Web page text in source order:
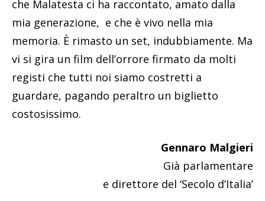
che Malatesta ci ha raccontato, amato dalla
mia generazione, e che è vivo nella mia
memoria. È rimasto un set, indubbiamente. Ma
vi si gira un film dell’orrore firmato da molti
registi che tutti noi siamo costretti a
guardare, pagando peraltro un biglietto
costosissimo.
Gennaro Malgieri
Già parlamentare
e direttore del ‘Secolo d’Italia’